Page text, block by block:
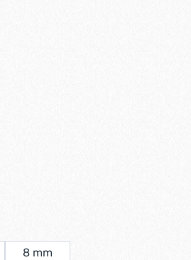
8 mm